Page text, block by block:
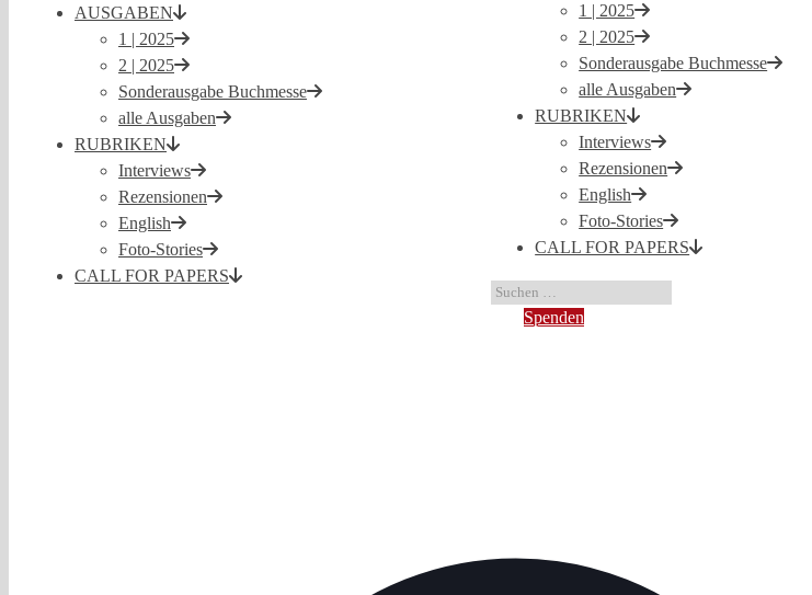
AUSGABEN
1 | 2025
2 | 2025
Sonderausgabe Buchmesse
alle Ausgaben
RUBRIKEN
Interviews
Rezensionen
English
Foto-Stories
CALL FOR PAPERS
1 | 2025
2 | 2025
Sonderausgabe Buchmesse
alle Ausgaben
RUBRIKEN
Interviews
Rezensionen
English
Foto-Stories
CALL FOR PAPERS
Spenden